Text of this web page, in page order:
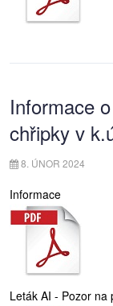
Informace
chřipky v
8. ÚNOR 2024
Informace
Leták AI - Pozor na